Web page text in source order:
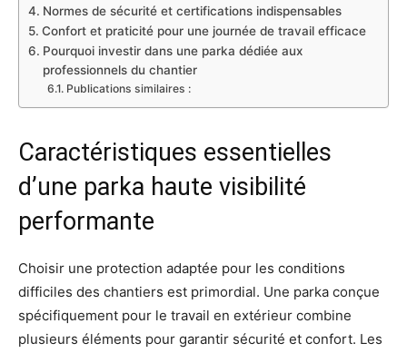
Normes de sécurité et certifications indispensables
Confort et praticité pour une journée de travail efficace
Pourquoi investir dans une parka dédiée aux
professionnels du chantier
Publications similaires :
Caractéristiques essentielles
d’une parka haute visibilité
performante
Choisir une protection adaptée pour les conditions
difficiles des chantiers est primordial. Une parka conçue
spécifiquement pour le travail en extérieur combine
plusieurs éléments pour garantir sécurité et confort. Les